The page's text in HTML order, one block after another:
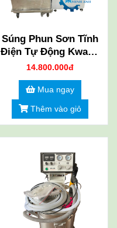
Súng Phun Sơn Tĩnh
Điện Tự Động Kwang
-201
14.800.000đ
Mua ngay
Thêm vào giỏ